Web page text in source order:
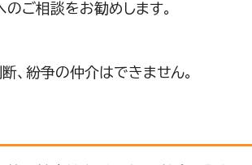
ご相談をお勧めします。
、紛争の仲介はできません。